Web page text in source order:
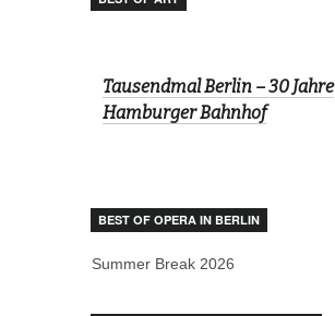
Tausendmal Berlin – 30 Jahre
Hamburger Bahnhof
BEST OF OPERA IN BERLIN
Summer Break 2026